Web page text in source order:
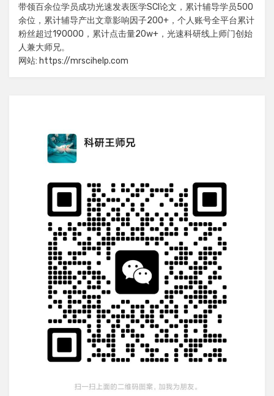
带领百余位学员成功光速发表医学SCI论文，累计辅导学员500
余位，累计辅导产出文章影响因子200+，个人账号全平台累计
粉丝超过190000，累计点击量20w+，光速科研线上师门创始
人兼大师兄。
网站: https://mrscihelp.com